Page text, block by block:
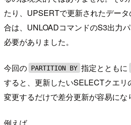
たり、UPSERTで更新されたデー
合は、UNLOADコマンドのS3出力
必要がありました。
今回の PARTITION BY 指定とともに
すると、更新したいSELECTクエ
変更するだけで差分更新が容易にな
例えば、